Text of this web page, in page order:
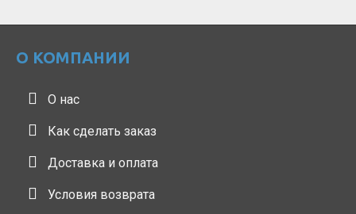
О КОМПАНИИ
О нас
Как сделать заказ
Доставка и оплата
Условия возврата